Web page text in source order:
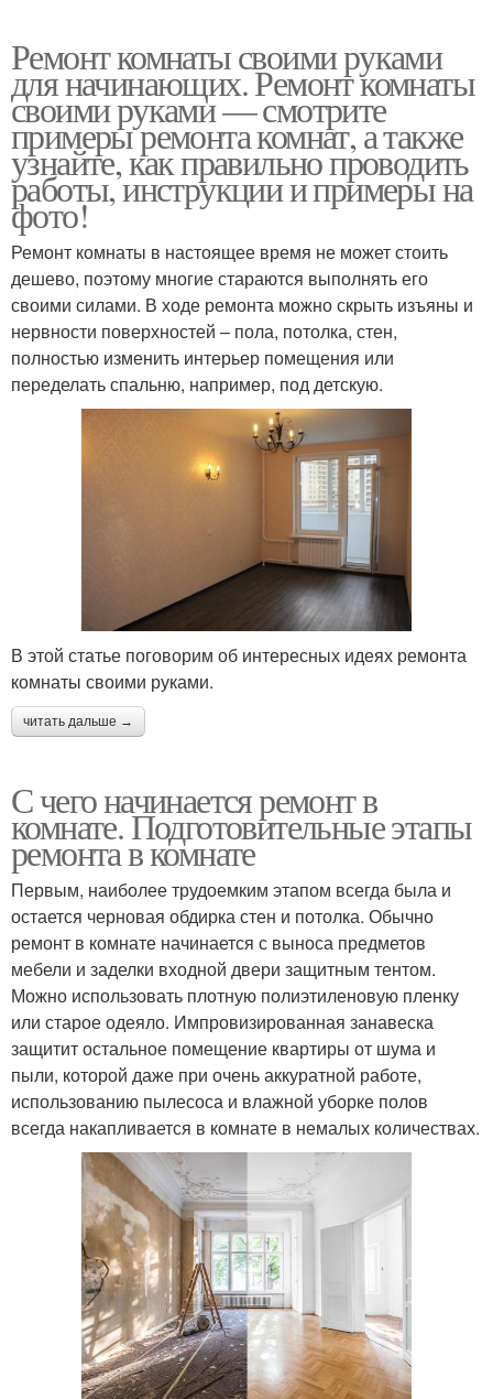
Ремонт комнаты своими руками
для начинающих. Ремонт комнаты
своими руками — смотрите
примеры ремонта комнат, а также
узнайте, как правильно проводить
работы, инструкции и примеры на
фото!
Ремонт комнаты в настоящее время не может стоить
дешево, поэтому многие стараются выполнять его
своими силами. В ходе ремонта можно скрыть изъяны и
нервности поверхностей – пола, потолка, стен,
полностью изменить интерьер помещения или
переделать спальню, например, под детскую.
В этой статье поговорим об интересных идеях ремонта
комнаты своими руками.
читать дальше →
С чего начинается ремонт в
комнате. Подготовительные этапы
ремонта в комнате
Первым, наиболее трудоемким этапом всегда была и
остается черновая обдирка стен и потолка. Обычно
ремонт в комнате начинается с выноса предметов
мебели и заделки входной двери защитным тентом.
Можно использовать плотную полиэтиленовую пленку
или старое одеяло. Импровизированная занавеска
защитит остальное помещение квартиры от шума и
пыли, которой даже при очень аккуратной работе,
использованию пылесоса и влажной уборке полов
всегда накапливается в комнате в немалых количествах.